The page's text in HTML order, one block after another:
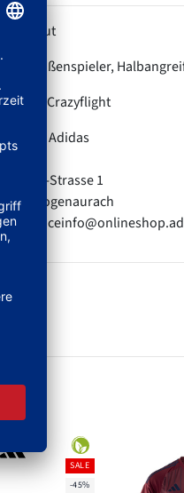
Lowcut
Außenspieler,
Crazyflight
Adidas
AG
Dassler-Strasse 1
Herzogenaurach
SALE
-45%